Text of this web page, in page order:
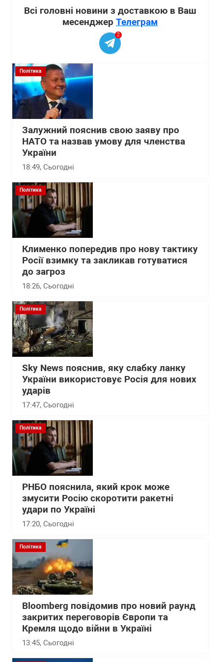
Всі головні новини з доставкою в Ваш
месенджер Телеграм
2
Політика
Залужний пояснив свою заяву про
НАТО та назвав умову для членства
України
18:49, Сьогодні
Політика
Клименко попередив про нову тактику
Росії взимку та закликав готуватися
до загроз
18:26, Сьогодні
Політика
Sky News пояснив, яку слабку ланку
України використовує Росія для нових
ударів
17:47, Сьогодні
Політика
РНБО пояснила, який крок може
змусити Росію скоротити ракетні
удари по Україні
17:20, Сьогодні
Політика
Bloomberg повідомив про новий раунд
закритих переговорів Європи та
Кремля щодо війни в Україні
13:45, Сьогодні